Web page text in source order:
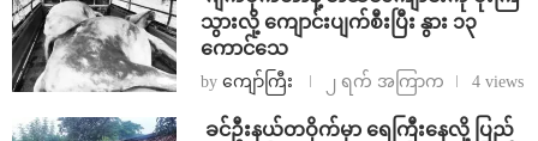
သွားလို့ ကျောင်းပျက်စီးပြီး နွား ၁၃
ကောင်သေ
by ကျော်ကြီး ၂ ရက် အကြာက 4 views
⁩ ⁨ခင်ဦးနယ်တဝိုက်မှာ ရေကြီးနေလို့ ပြည်